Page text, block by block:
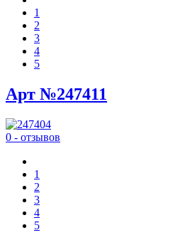
1
2
3
4
5
Арт №247411
0 - отзывов
1
2
3
4
5